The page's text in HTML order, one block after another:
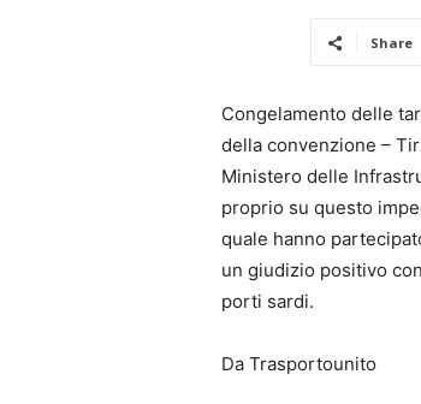
Share
Congelamento delle
della convenzione –
Ministero delle
proprio su questo
quale hanno
un giudizio positivo
porti sardi.
Da Trasportounito